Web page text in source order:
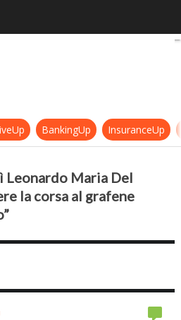
NanoTech: così Leonardo
BankingUp InsuranceUp
Leonardo Maria Del
la corsa al grafene